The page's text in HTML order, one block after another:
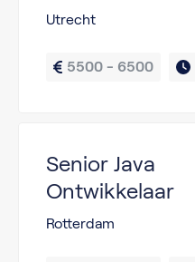
Utrecht
5500 - 6500
Senior Java
Ontwikkelaar
Rotterdam